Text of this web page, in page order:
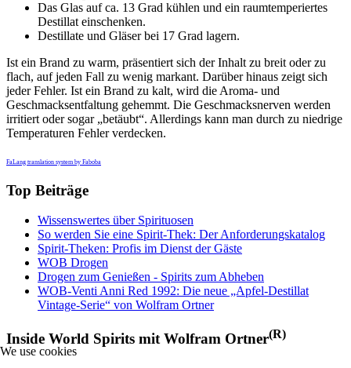
Das Glas auf ca. 13 Grad kühlen und ein raumtemperiertes
Destillat einschenken.
Destillate und Gläser bei 17 Grad lagern.
Ist ein Brand zu warm, präsentiert sich der Inhalt zu breit oder zu
flach, auf jeden Fall zu wenig markant. Darüber hinaus zeigt sich
jeder Fehler. Ist ein Brand zu kalt, wird die Aroma- und
Geschmacksentfaltung gehemmt. Die Geschmacksnerven werden
irritiert oder sogar „betäubt“. Allerdings kann man durch zu niedrige
Temperaturen Fehler verdecken.
FaLang translation system by Faboba
Top Beiträge
Wissenswertes über Spirituosen
So werden Sie eine Spirit-Thek: Der Anforderungskatalog
Spirit-Theken: Profis im Dienst der Gäste
WOB Drogen
Drogen zum Genießen - Spirits zum Abheben
WOB-Venti Anni Red 1992: Die neue „Apfel-Destillat
Vintage-Serie“ von Wolfram Ortner
Inside World Spirits mit Wolfram Ortner(R)
We use cookies